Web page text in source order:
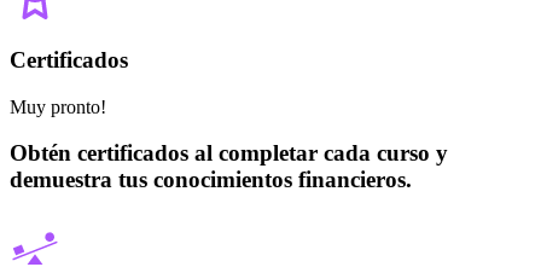
Certificados
Muy pronto!
Obtén certificados al completar cada curso y
demuestra tus conocimientos financieros.